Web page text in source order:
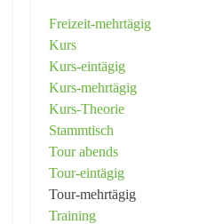
Freizeit-mehrtägig
Kurs
Kurs-eintägig
Kurs-mehrtägig
Kurs-Theorie
Stammtisch
Tour abends
Tour-eintägig
Tour-mehrtägig
Training